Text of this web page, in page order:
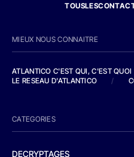
MIEUX NOUS CONNAITRE
ATLANTICO C'EST QUI, C'EST QUOI
LE RESEAU D'ATLANTICO
/
CATEGORIES
DECRYPTAGES